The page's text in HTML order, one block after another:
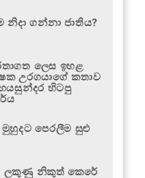
ගන්නා ජාතිය?
ලෙස ඉහළ
උරගයාගේ කතාව
හිටපු
පෙරලීම සුළු
ලකුණු නිකුත් කෙරේ